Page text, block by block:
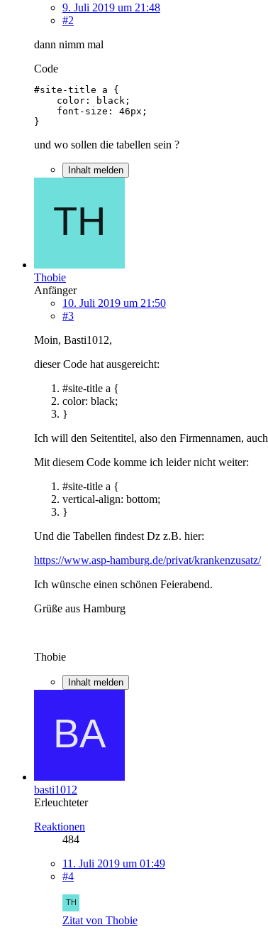
9. Juli 2019 um 21:48
#2
dann nimm mal
Code
}
und wo sollen die tabellen sein ?
Inhalt melden
Thobie
Anfänger
10. Juli 2019 um 21:50
#3
Moin, Basti1012,
dieser Code hat ausgereicht:
#site-title a {
color: black;
}
Ich will den Seitentitel, also den Firmennamen,
Mit diesem Code komme ich leider nicht weiter:
#site-title a {
vertical-align: bottom;
}
Und die Tabellen findest Dz z.B. hier:
https://www.asp-hamburg.de/privat/krankenzusatz/
Ich wünsche einen schönen Feierabend.
Grüße aus Hamburg
Thobie
Inhalt melden
basti1012
Erleuchteter
Reaktionen
484
11. Juli 2019 um 01:49
#4
Zitat von Thobie